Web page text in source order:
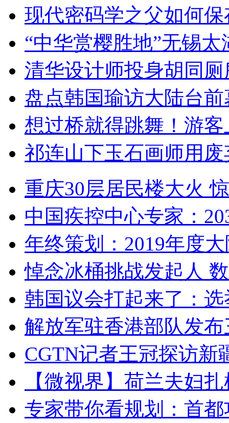
现代密码学之父如何
“中华赏樱胜地”无锡
清华设计师投身胡同
盘点韩国瑜访大陆台
想过桥就得跳舞！游客
祁连山下玉石画师用
重庆30层居民楼大火
中国疾控中心专家：
年终策划：2019年度
悼念冰桶挑战发起人
韩国议会打起来了：
解放军驻香港部队发
CGTN记者王冠探访新
【微视界】荷兰夫妇
专家带你看规划：首